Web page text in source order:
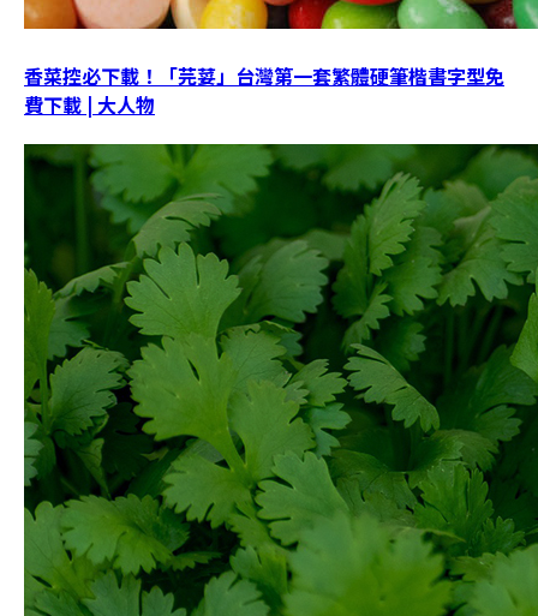
香菜控必下載！「芫荽」台灣第一套繁體硬筆楷書字型免
費下載 | 大人物